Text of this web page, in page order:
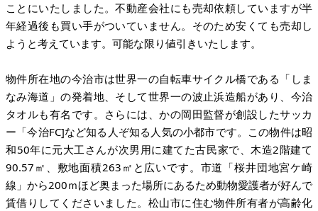
ことにいたしました。不動産会社にも売却依頼していますが半
年経過後も買い手がついていません。そのため安くても売却し
ようと考えています。可能な限り値引きいたします。
物件所在地の今治市は世界一の自転車サイクル橋である「しま
なみ海道」の発着地、そして世界一の波止浜造船があり、今治
タオルも有名です。さらには、かの岡田監督が創設したサッカ
ー「今治FC]など知る人ぞ知る人気の小都市です。この物件は昭
和50年に元大工さんが次男用に建てた古民家で、木造2階建て
90.57㎡、敷地面積263㎡と広いです。市道「桜井団地宮ケ崎
線」から200ｍほど奥まった場所にあるため動物愛護者が好んで
賃借りしてくださいました。松山市に住む物件所有者が高齢化